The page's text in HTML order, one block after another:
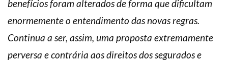
benefícios foram alterados de forma que dificultam
enormemente o entendimento das novas regras.
Continua a ser, assim, uma proposta extremamente
perversa e contrária aos direitos dos segurados e